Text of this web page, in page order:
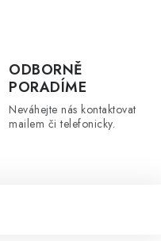
ODBORNĚ
PORADÍME
Neváhejte nás kontaktovat
mailem či telefonicky.